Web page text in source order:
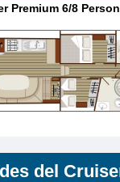
Premium 6/8
del